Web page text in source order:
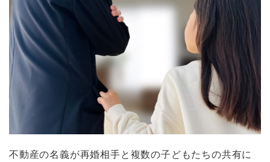
不動産の名義が再婚相手と複数の子どもたちの共有に